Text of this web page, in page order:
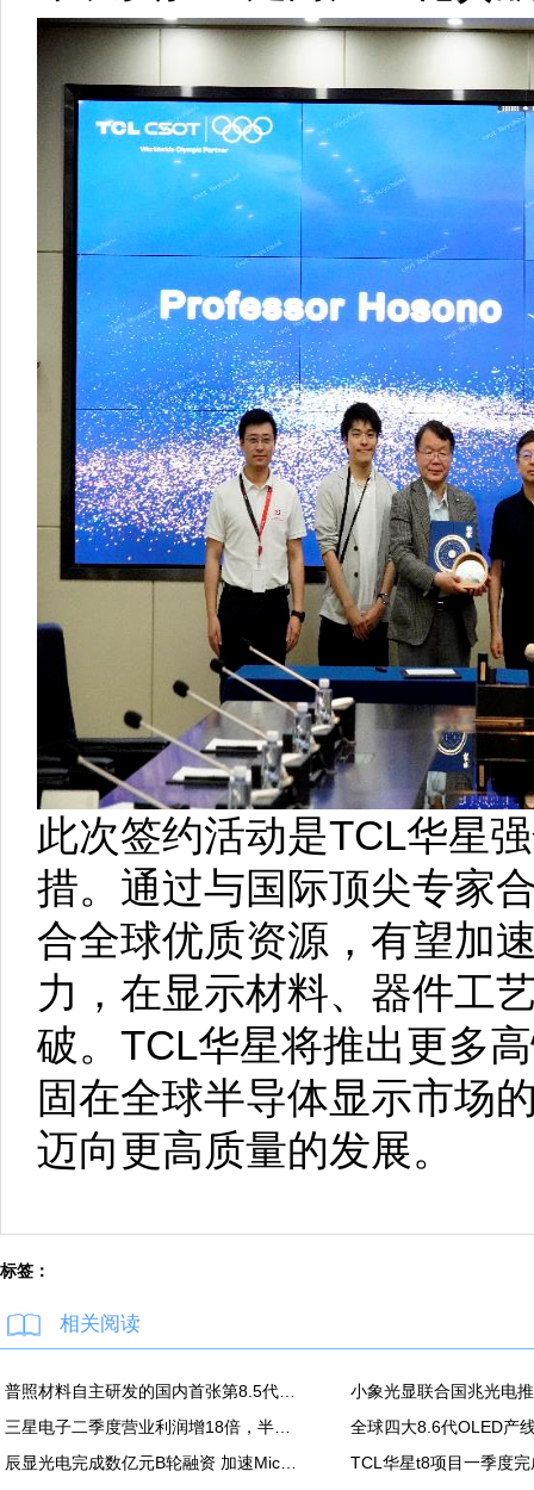
此次签约活动是TCL华星
措。通过与国际顶尖专家
合全球优质资源，有望加
力，在显示材料、器件工
破。TCL华星将推出更多
固在全球半导体显示市场
迈向更高质量的发展。
标签：
相关阅读
全球四大8.6代OLED产
TCL华星t8项目一季度